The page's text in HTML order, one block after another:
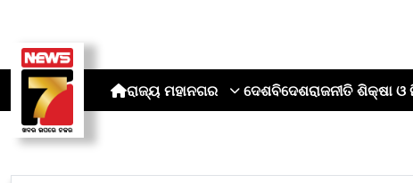
ରାଜ୍ୟ ମହାନଗର ଦେଶବିଦେଶରାଜନୀତି ଶିକ୍ଷା ଓ